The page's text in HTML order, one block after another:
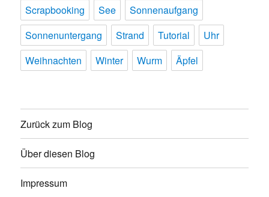
Scrapbooking
See
Sonnenaufgang
Sonnenuntergang
Strand Tutorial
Uhr
Weihnachten
Winter Wurm Äpfel
Zurück zum Blog
Über diesen Blog
Impressum